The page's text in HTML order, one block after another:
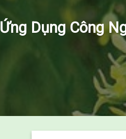
Ứng Dụng Công